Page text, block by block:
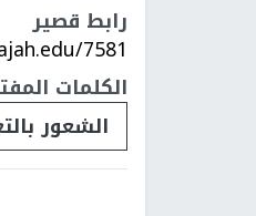
رابط قصير
7581/
الكلمات
الشعور